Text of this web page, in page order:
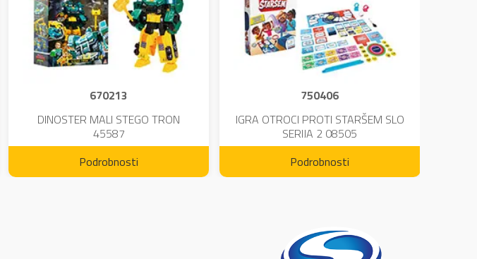
670213
DINOSTER MALI STEGO TRON
45587
Podrobnosti
750406
IGRA OTROCI PROTI STARŠEM SLO
SERIJA 2 08505
Podrobnosti